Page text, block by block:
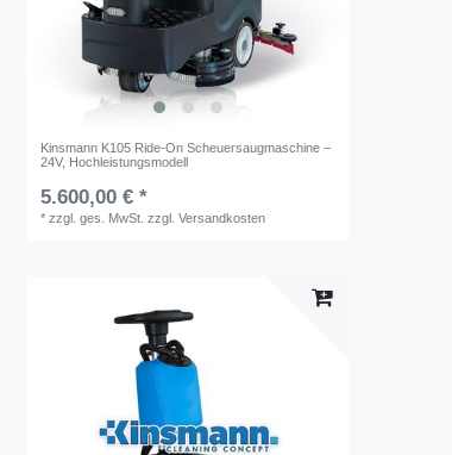
Kinsmann K105 Ride-On Scheuersaugmaschine –
24V, Hochleistungsmodell
5.600,00 € *
*zzgl. ges. MwSt. zzgl.Versandkosten